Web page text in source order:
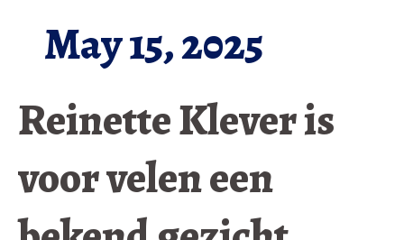
May 15, 2025
Reinette Klever is
voor velen een